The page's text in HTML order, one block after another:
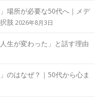
場所が必要な50代へ｜メデ
肢 2026年8月3日
生が変わった」と話す理由
のはなぜ？｜50代から心ま